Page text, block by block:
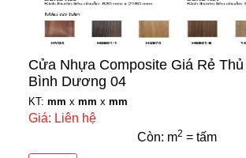
Cửa Nhựa Composite Giá Rẻ
Bình Dương 04
KT: mm x mm x mm
Giá: Liên hệ
Còn: m2 = tấm